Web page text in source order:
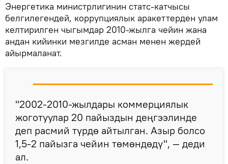
Энергетика министрлигинин статс-катчысы
белгилегендей, коррупциялык аракеттерден улам
келтирилген чыгымдар 2010-жылга чейин жана
андан кийинки мезгилде асман менен жердей
айырмаланат.
"2002-2010-жылдары коммерциялык
жоготуулар 20 пайыздын деңгээлинде
деп расмий түрдө айтылган. Азыр болсо
1,5-2 пайызга чейин төмөндөдү", — деди
ал.